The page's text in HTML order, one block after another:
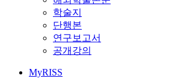
학술지
단행본
연구보고서
공개강의
MyRISS